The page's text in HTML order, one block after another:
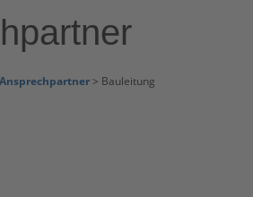
Ansprechpartner> Bauleitung